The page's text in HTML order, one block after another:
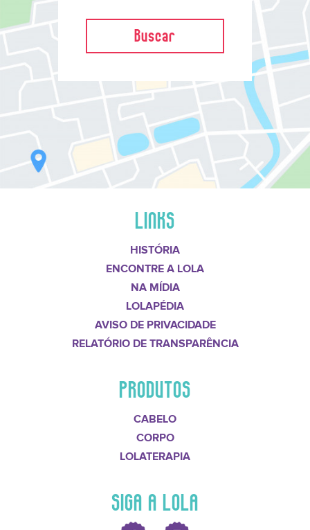
Buscar
LINKS
HISTÓRIA
ENCONTRE A LOLA
NA MÍDIA
LOLAPÉDIA
AVISO DE PRIVACIDADE
RELATÓRIO DE TRANSPARÊNCIA
PRODUTOS
CABELO
CORPO
LOLATERAPIA
SIGA A LOLA